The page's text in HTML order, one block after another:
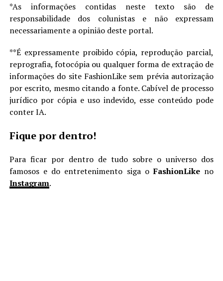
*As informações contidas neste texto são de
responsabilidade dos colunistas e não expressam
necessariamente a opinião deste portal.
**É expressamente proibido cópia, reprodução parcial,
reprografia, fotocópia ou qualquer forma de extração de
informações do site FashionLike sem prévia autorização
por escrito, mesmo citando a fonte. Cabível de processo
jurídico por cópia e uso indevido, esse conteúdo pode
conter IA.
Fique por dentro!
Para ficar por dentro de tudo sobre o universo dos
famosos e do entretenimento siga oFashionLike no
Instagram.